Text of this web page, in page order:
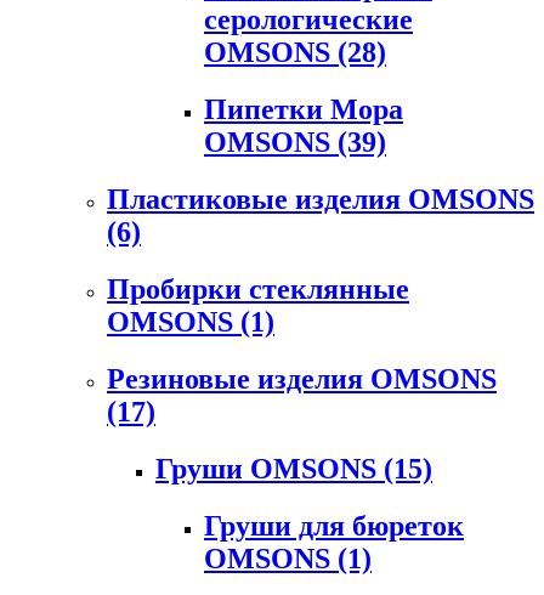
серологические
OMSONS (28)
Пипетки Мора
OMSONS (39)
Пластиковые изделия OMSONS
(6)
Пробирки стеклянные
OMSONS (1)
Резиновые изделия OMSONS
(17)
Груши OMSONS (15)
Груши для бюреток
OMSONS (1)